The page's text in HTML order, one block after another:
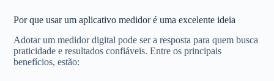
Por que usar um aplicativo medidor é uma excelente ideia
Adotar um medidor digital pode ser a resposta para quem busca
praticidade e resultados confiáveis. Entre os principais
benefícios, estão: